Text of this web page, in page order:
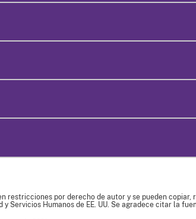
restricciones por derecho de autor y se pueden
Servicios Humanos de EE. UU. Se agradece citar la